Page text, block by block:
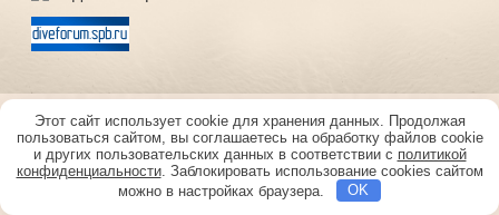
Этот сайт использует cookie для хранения данных. Продолжая
пользоваться сайтом, вы соглашаетесь на обработку файлов cookie
и других пользовательских данных в соответствии с политикой
конфиденциальности. Заблокировать использование cookies сайтом
можно в настройках браузера.
OK